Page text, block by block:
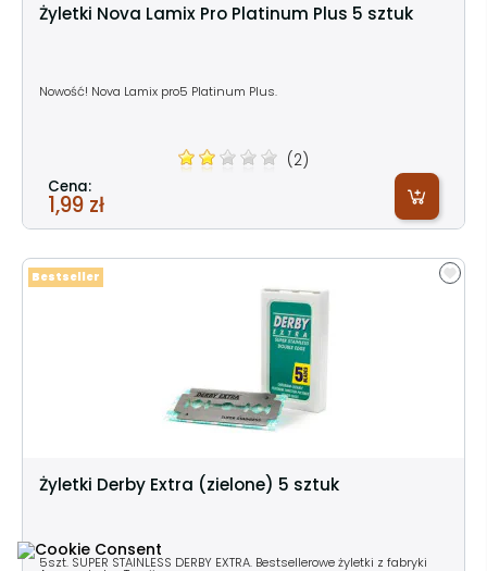
Żyletki Nova Lamix Pro Platinum Plus 5 sztuk
Nowość! Nova Lamix pro5 Platinum Plus.
(2)
Cena:
1,99 zł
Żyletki Derby Extra (zielone) 5 sztuk
5szt. SUPER STAINLESS DERBY EXTRA. Bestsellerowe żyletki z fabryki
Bestseller